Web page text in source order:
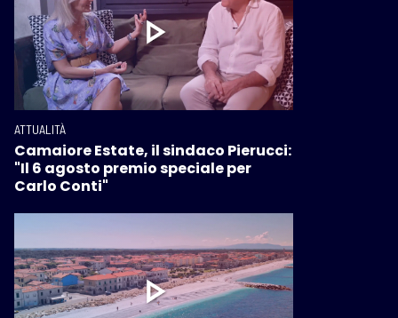
ATTUALITÀ
Camaiore Estate, il sindaco Pierucci:
"Il 6 agosto premio speciale per
Carlo Conti"